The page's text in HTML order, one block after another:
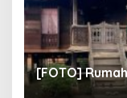
[FOTO]